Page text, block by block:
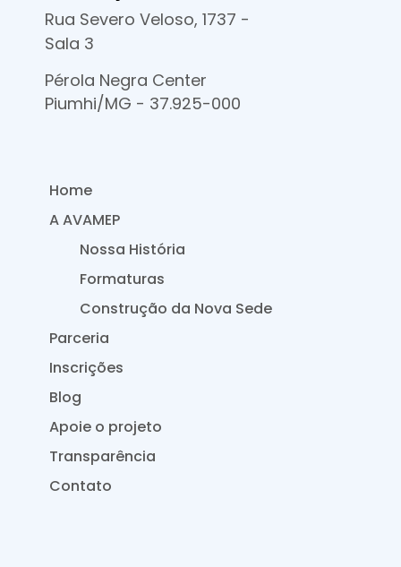
Rua Severo Veloso, 1737 -
Sala 3
Pérola Negra Center
Piumhi/MG - 37.925-000
Home
A AVAMEP
Nossa História
Formaturas
Construção da Nova Sede
Parceria
Inscrições
Blog
Apoie o projeto
Transparência
Contato